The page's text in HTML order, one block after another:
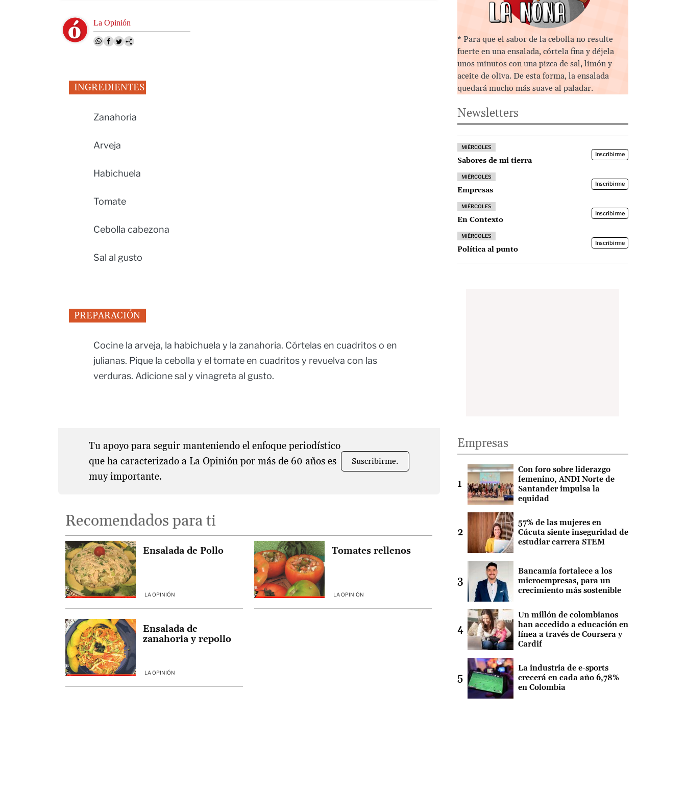
Image La Opinión
INGREDIENTES
Zanahoria
Arveja
Habichuela
Tomate
Cebolla cabezona
Sal al gusto
PREPARACIÓN
Cocine la arveja, la habichuela y la zanahoria. Córtelas en cuadritos o en
julianas. Pique la cebolla y el tomate en cuadritos y revuelva con las
verduras. Adicione sal y vinagreta al gusto.
Tu apoyo para seguir manteniendo el enfoque periodístico
que ha caracterizado a La Opinión por más de 60 años es
muy importante.
Suscribirme.
Recomendados para ti
LA OPINIÓN
Ensalada de Pollo
LA OPINIÓN
Tomates rellenos
LA OPINIÓN
Ensalada de
zanahoria y repollo
* Para que el sabor de la cebolla no resulte
fuerte en una ensalada, córtela fina y déjela
unos minutos con una pizca de sal, limón y
aceite de oliva. De esta forma, la ensalada
quedará mucho más suave al paladar.
Newsletters
MIÉRCOLES
Sabores de mi tierra
Inscribirme
MIÉRCOLES
Empresas
Inscribirme
MIÉRCOLES
En Contexto
Inscribirme
MIÉRCOLES
Política al punto
Inscribirme
Empresas
Con foro sobre liderazgo
femenino, ANDI Norte de
Santander impulsa la
equidad
57% de las mujeres en
Cúcuta siente inseguridad de
estudiar carrera STEM
Bancamía fortalece a los
microempresas, para un
crecimiento más sostenible
Un millón de colombianos
han accedido a educación en
línea a través de Coursera y
Cardif
La industria de e-sports
crecerá en cada año 6,78%
en Colombia